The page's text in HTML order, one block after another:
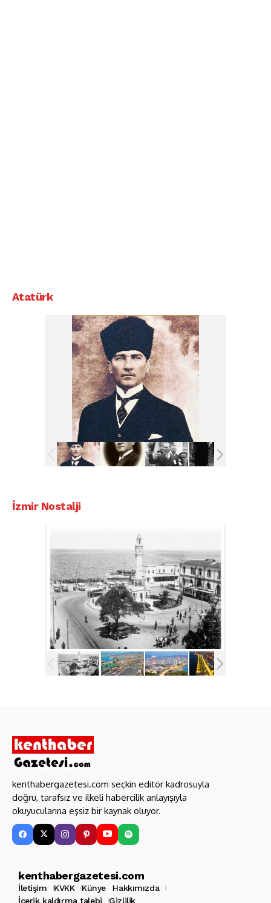
Atatürk
İzmir Nostalji
kenthabergazetesi.com seçkin editör kadrosuyla
doğru, tarafsız ve ilkeli habercilik anlayışıyla
okuyucularına eşsiz bir kaynak oluyor.
kenthabergazetesi.com
İletişim KVKK Künye
Hakkımızda
İçerik kaldırma talebi
Gizlilik